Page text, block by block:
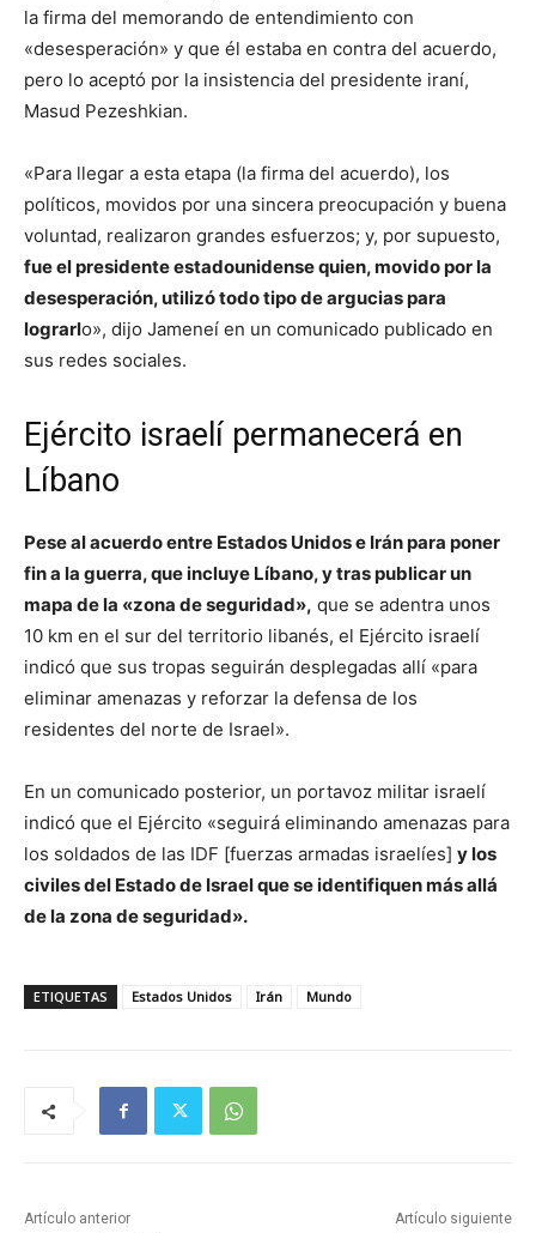
la firma del memorando de entendimiento con
«desesperación» y que él estaba en contra del acuerdo,
pero lo aceptó por la insistencia del presidente iraní,
Masud Pezeshkian.
«Para llegar a esta etapa (la firma del acuerdo), los
políticos, movidos por una sincera preocupación y buena
voluntad, realizaron grandes esfuerzos; y, por supuesto,
fue el presidente estadounidense quien, movido por la
desesperación, utilizó todo tipo de argucias para
lograrlo», dijo Jameneí en un comunicado publicado en
sus redes sociales.
Ejército israelí permanecerá en
Líbano
Pese al acuerdo entre Estados Unidos e Irán para poner
fin a la guerra, que incluye Líbano, y tras publicar un
mapa de la «zona de seguridad», que se adentra unos
10 km en el sur del territorio libanés, el Ejército israelí
indicó que sus tropas seguirán desplegadas allí «para
eliminar amenazas y reforzar la defensa de los
residentes del norte de Israel».
En un comunicado posterior, un portavoz militar israelí
indicó que el Ejército «seguirá eliminando amenazas para
los soldados de las IDF [fuerzas armadas israelíes] y los
civiles del Estado de Israel que se identifiquen más allá
de la zona de seguridad».
ETIQUETAS Estados Unidos Irán Mundo
Artículo anterior Artículo siguiente